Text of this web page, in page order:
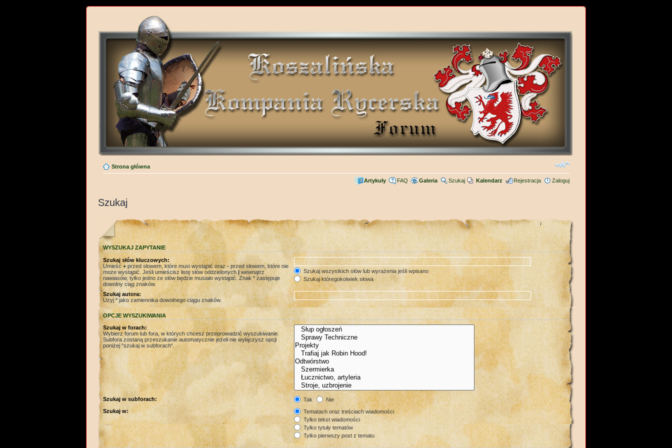
Strona główna
Artykuły FAQ Galeria Szukaj Kalendarz Rejestracja Zaloguj
Szukaj
WYSZUKAJ ZAPYTANIE
Szukaj słów kluczowych:
Umieść+przed słowem, które musi wystąpić oraz-przed słowem, które nie
może wystąpić. Jeśli umieścisz listę słów oddzielonych|wewnątrz
nawiasów, tylko jedno ze słów będzie musiało wystąpić. Znak * zastępuje
dowolny ciąg znaków.
Szukaj wszystkich słów lub wyrażenia jeśli wpisano
Szukaj któregokolwiek słowa
Szukaj autora:
Użyj * jako zamiennika dowolnego ciągu znaków.
OPCJE WYSZUKIWANIA
Szukaj w forach:
Wybierz forum lub fora, w których chcesz przeprowadzić wyszukiwanie.
Subfora zostaną przeszukanie automatycznie jeżeli nie wyłączysz opcji
poniżej “szukaj w subforach“.
Szukaj w subforach: Tak
Nie
Szukaj w:
Tematach oraz treściach wiadomości
Tylko tekst wiadomości
Tylko tytuły tematów
Tylko pierwszy post z tematu